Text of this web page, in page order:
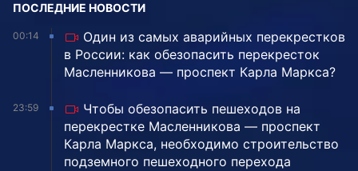
ПОСЛЕДНИЕ НОВОСТИ
00:14
Один из самых аварийных перекрестков
в России: как обезопасить перекресток
Масленникова — проспект Карла Маркса?
23:59
Чтобы обезопасить пешеходов на
перекрестке Масленникова — проспект
Карла Маркса, необходимо строительство
подземного пешеходного перехода